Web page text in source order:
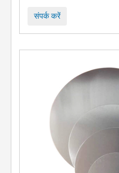
1100Round Aluminum
संपर्क करें